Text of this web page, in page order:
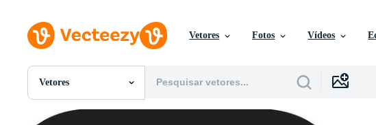
Vetores Fotos Vídeos
Vetores
Todas Imagens
Fotos